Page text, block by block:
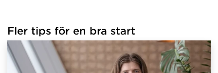
Fler tips för en bra start